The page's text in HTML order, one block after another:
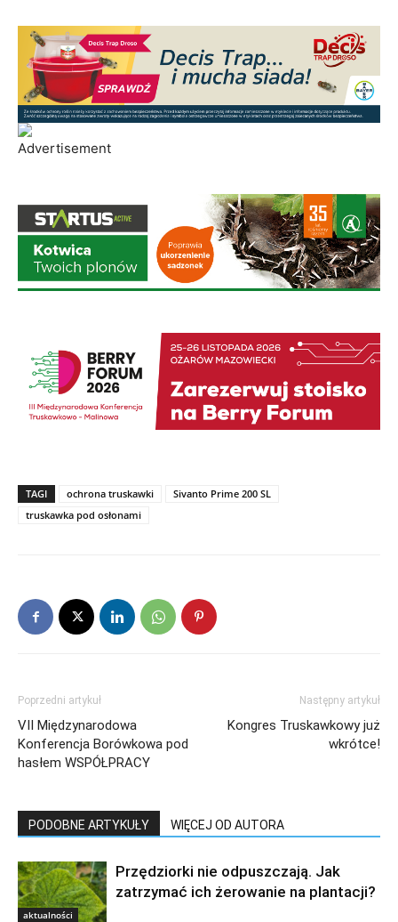
TAGI ochrona truskawki
Sivanto Prime 200 SL
truskawka pod osłonami
Poprzedni artykuł
VII Międzynarodowa
Konferencja Borówkowa pod
hasłem WSPÓŁPRACY
Następny artykuł
Kongres Truskawkowy już
wkrótce!
PODOBNE ARTYKUŁY WIĘCEJ OD AUTORA
aktualności
Przędziorki nie odpuszczają. Jak
zatrzymać ich żerowanie na plantacji?